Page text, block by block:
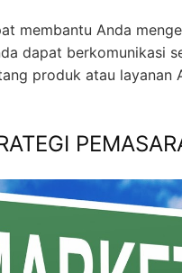
membantu Anda
dapat berkomunikasi
produk atau